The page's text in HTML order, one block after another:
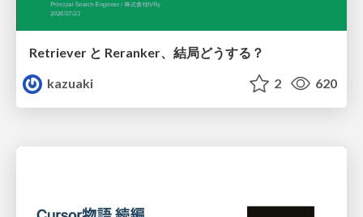
Retriever と Reranker、結局どうする？
kazuaki
2 620